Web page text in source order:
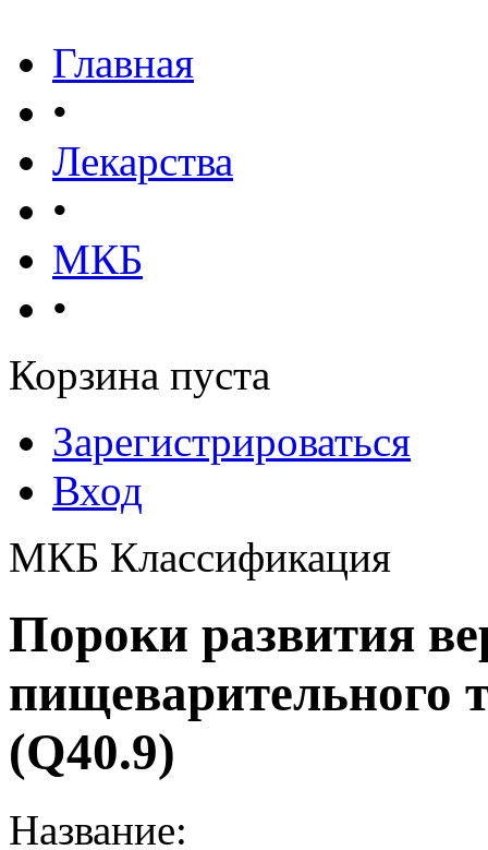
Главная
•
Лекарства
•
МКБ
•
Корзина пуста
Зарегистрироваться
Вход
МКБ Классификация
Пороки развития
пищеварительного
(Q40.9)
Название: